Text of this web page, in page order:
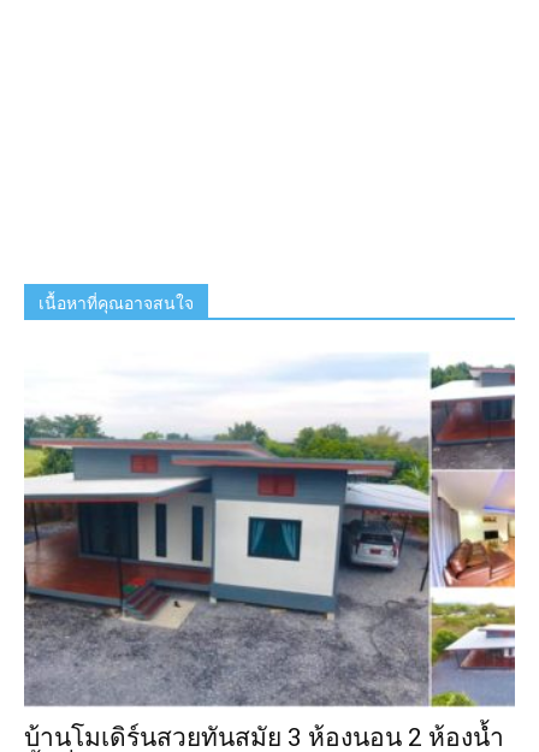
เนื้อหาที่คุณอาจสนใจ
บ้านโมเดิร์นสวยทันสมัย 3 ห้องนอน 2 ห้องน้ำ